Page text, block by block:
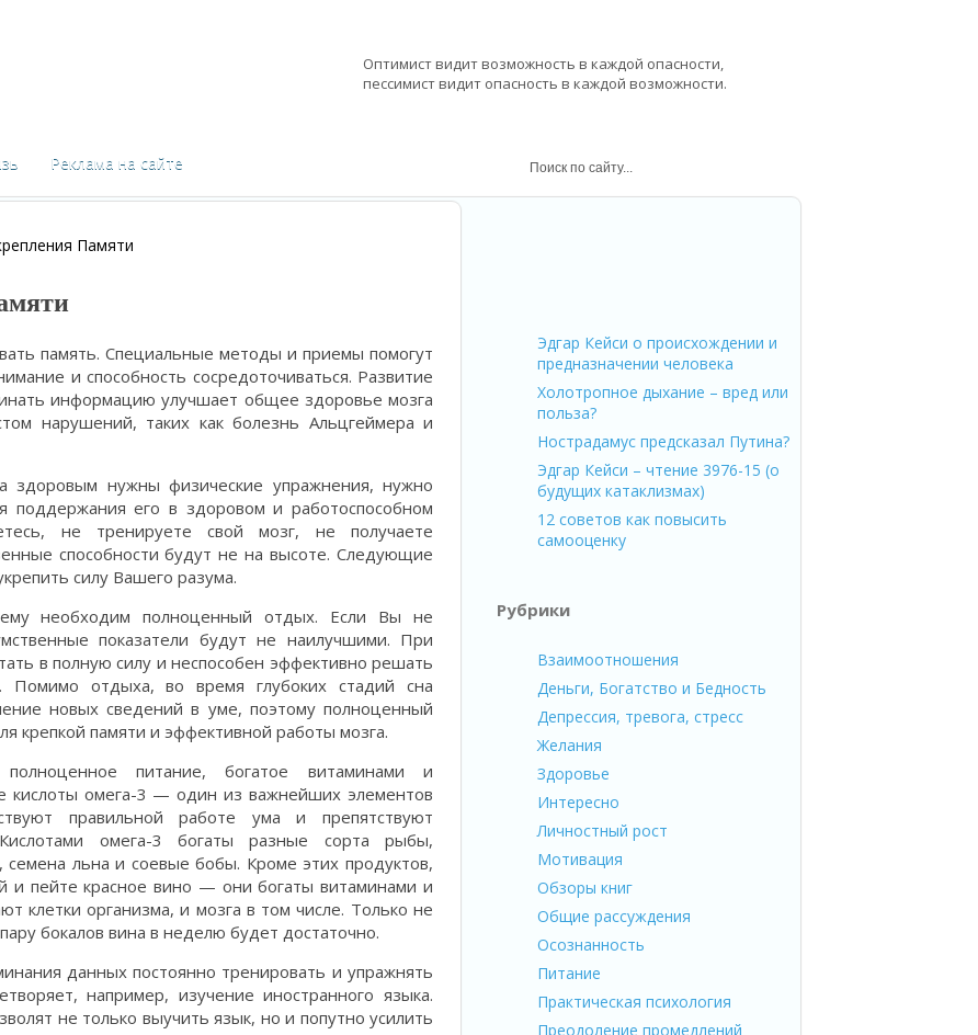
Оптимист видит возможность в каждой опасности,
пессимист видит опасность в каждой возможности.
Реклама на сайте
Памяти
память. Специальные методы и приемы помогут
и способность сосредоточиваться. Развитие
информацию улучшает общее здоровье мозга
нарушений, таких как болезнь Альцгеймера и
здоровым нужны физические упражнения, нужно
поддержания его в здоровом и работоспособном
не тренируете свой мозг, не получаете
способности будут не на высоте. Следующие
силу Вашего разума.
необходим полноценный отдых. Если Вы не
показатели будут не наилучшими. При
в полную силу и неспособен эффективно решать
Помимо отдыха, во время глубоких стадий сна
новых сведений в уме, поэтому полноценный
крепкой памяти и эффективной работы мозга.
питание, богатое витаминами и
кислоты омега-3 — один из важнейших элементов
правильной работе ума и препятствуют
омега-3 богаты разные сорта рыбы,
льна и соевые бобы. Кроме этих продуктов,
пейте красное вино — они богаты витаминами и
клетки организма, и мозга в том числе. Только не
бокалов вина в неделю будет достаточно.
данных постоянно тренировать и упражнять
например, изучение иностранного языка.
не только выучить язык, но и попутно усилить
Эдгар Кейси о происхождении и
предназначении человека
Холотропное дыхание – вред или
польза?
Нострадамус предсказал Путина?
Эдгар Кейси – чтение 3976-15 (о
будущих катаклизмах)
12 советов как повысить
самооценку
Рубрики
Взаимоотношения
Деньги, Богатство и Бедность
Депрессия, тревога, стресс
Желания
Здоровье
Интересно
Личностный рост
Мотивация
Обзоры книг
Общие рассуждения
Осознанность
Питание
Практическая психология
Преодоление промедлений